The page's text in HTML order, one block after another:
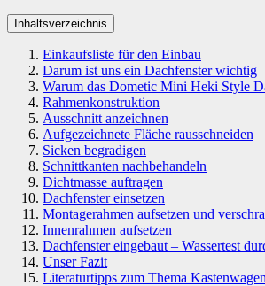
Inhaltsverzeichnis
Einkaufsliste für den Einbau
Darum ist uns ein Dachfenster wichtig
Warum das Dometic Mini Heki Style
Rahmenkonstruktion
Ausschnitt anzeichnen
Aufgezeichnete Fläche rausschneiden
Sicken begradigen
Schnittkanten nachbehandeln
Dichtmasse auftragen
Dachfenster einsetzen
Montagerahmen aufsetzen und
Innenrahmen aufsetzen
Dachfenster eingebaut – Wassertest
Unser Fazit
Literaturtipps zum Thema